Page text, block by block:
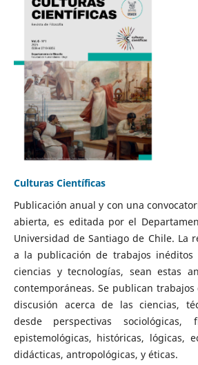
Culturas Científicas
Publicación anual y con una
abierta, es editada por el
Universidad de Santiago de Chile. La
a la publicación de trabajos inéditos
ciencias y tecnologías, sean estas
contemporáneas. Se publican
discusión acerca de las ciencias,
desde perspectivas sociológicas,
epistemológicas, históricas, lógicas,
didácticas, antropológicas, y éticas.